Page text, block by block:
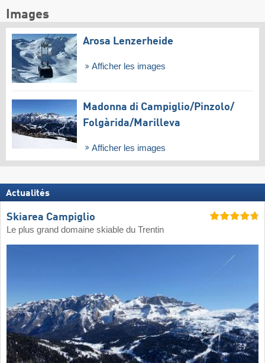
Images
Arosa Lenzerheide
Afficher les images
Madonna di Campiglio/​Pinzolo/​
Folgàrida/​Marilleva
Afficher les images
Actualités
Skiarea Campiglio
Le plus grand domaine skiable du Trentin